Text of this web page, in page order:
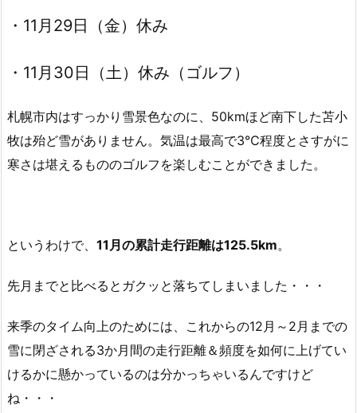
・11月29日（金）休み
・11月30日（土）休み（ゴルフ）
札幌市内はすっかり雪景色なのに、50kmほど南下した苫小
牧は殆ど雪がありません。気温は最高で3℃程度とさすがに
寒さは堪えるもののゴルフを楽しむことができました。
というわけで、 11月の累計走行距離は125.5km。
先月までと比べるとガクッと落ちてしまいました・・・
来季のタイム向上のためには、これからの12月～2月までの
雪に閉ざされる3か月間の走行距離＆頻度を如何に上げてい
けるかに懸かっているのは分かっちゃいるんですけど
ね・・・